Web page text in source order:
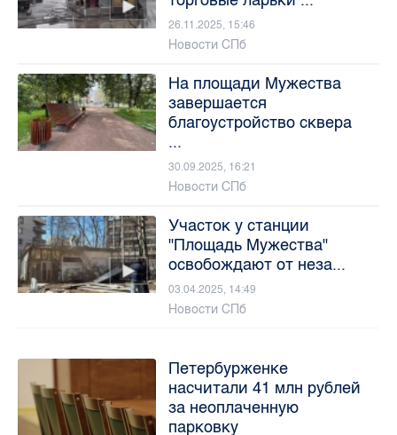
26.11.2025, 15:46
Новости СПб
На площади Мужества
завершается
благоустройство сквера
...
30.09.2025, 16:21
Новости СПб
Участок у станции
"Площадь Мужества"
освобождают от неза...
03.04.2025, 14:49
Новости СПб
Петербурженке
насчитали 41 млн рублей
за неоплаченную
парковку